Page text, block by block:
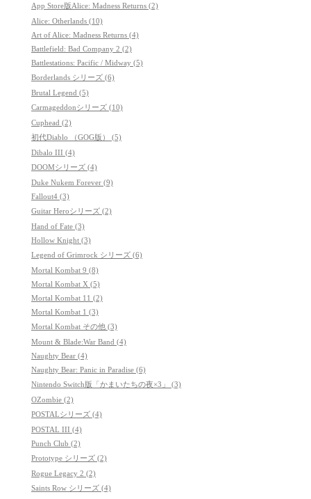
App Store版Alice: Madness Returns (2)
Alice: Otherlands (10)
Art of Alice: Madness Returns (4)
Battlefield: Bad Company 2 (2)
Battlestations: Pacific / Midway (5)
Borderlands シリーズ (6)
Brutal Legend (5)
Carmageddonシリーズ (10)
Cuphead (2)
初代Diablo （GOG版） (5)
Dibalo III (4)
DOOMシリーズ (4)
Duke Nukem Forever (9)
Fallout4 (3)
Guitar Heroシリーズ (2)
Hand of Fate (3)
Hollow Knight (3)
Legend of Grimrock シリーズ (6)
Mortal Kombat 9 (8)
Mortal Kombat X (5)
Mortal Kombat 11 (2)
Mortal Kombat 1 (3)
Mortal Kombat その他 (3)
Mount & Blade:War Band (4)
Naughty Bear (4)
Naughty Bear: Panic in Paradise (6)
Nintendo Switch版「かまいたちの夜×3」 (3)
OZombie (2)
POSTALシリーズ (4)
POSTAL III (4)
Punch Club (2)
Prototype シリーズ (2)
Rogue Legacy 2 (2)
Saints Row シリーズ (4)